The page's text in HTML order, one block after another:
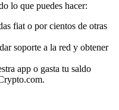
lo que puedes hacer:
fiat o por cientos de otras
soporte a la red y obtener
app o gasta tu saldo